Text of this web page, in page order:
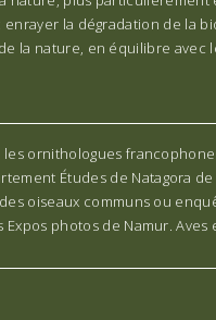
la dégradation de la
la nature, en équilibre avec
les ornithologues
Études de Natagora
oiseaux communs ou
Expos photos de Namur.